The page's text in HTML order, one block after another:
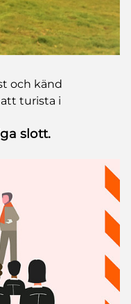
och känd
turista i
slott.